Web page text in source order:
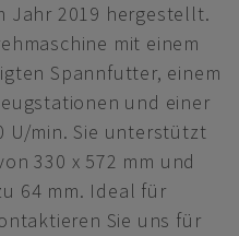
Jahr 2019 hergestellt.
mit einem
Spannfutter, einem
und einer
U/min. Sie unterstützt
330 x 572 mm und
64 mm. Ideal für
Sie uns für